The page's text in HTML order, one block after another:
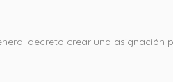
decreto crear una asignación